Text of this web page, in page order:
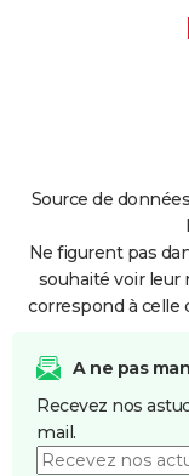
Source de
Ne figurent pas
souhaité voir leur
correspond à celle
A ne pas
Recevez nos
mail.